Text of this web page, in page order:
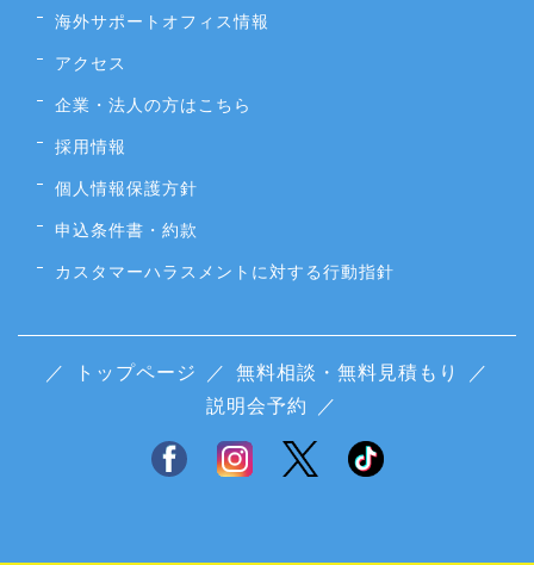
海外サポートオフィス情報
アクセス
企業・法人の方はこちら
採用情報
個人情報保護方針
申込条件書・約款
カスタマーハラスメントに対する行動指針
／ トップページ ／ 無料相談・無料見積もり
／
説明会予約 ／